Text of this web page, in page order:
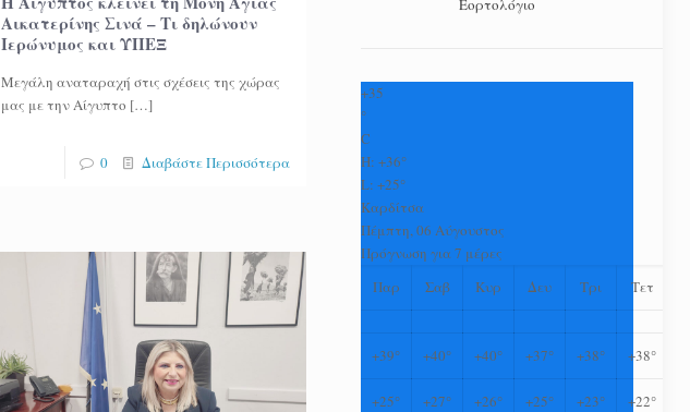
Αικατερίνης Σινά – Τι δηλώνουν
Ιερώνυμος και ΥΠΕΞ
Μεγάλη αναταραχή στις σχέσεις της χώρας
μας με την Αίγυπτο […]
0 Διαβάστε Περισσότερα
Εορτολόγιο
+35
°
C
H:+36°
L:+25°
Καρδίτσα
Πέμπτη, 06 Αύγουστος
Πρόγνωση για 7 μέρες
Παρ
Σαβ Κυρ Δευ Τρι Τετ
+39° +40° +40° +37° +38° +38°
+25° +27° +26° +25° +23° +22°